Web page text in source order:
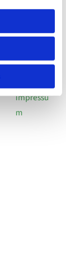
Datensch
Datensch
Social
Impressu
m